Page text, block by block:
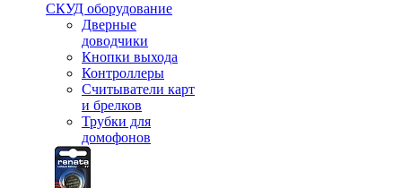
СКУД оборудование
Дверные
доводчики
Кнопки выхода
Контроллеры
Считыватели карт
и брелков
Трубки для
домофонов